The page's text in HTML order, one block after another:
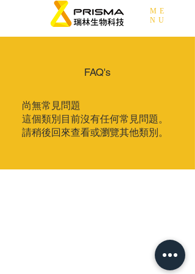
ME
NU
FAQ's
尚無常見問題
這個類別目前沒有任何常見問題。
請稍後回來查看或瀏覽其他類別。